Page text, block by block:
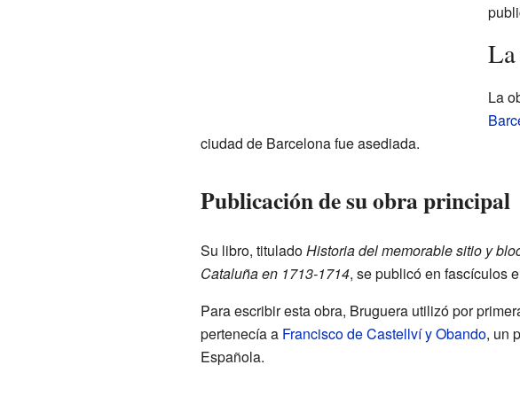
La
ciudad de Barcelona fue asediada.
Publicación de su obra principal
Su libro, tituladoHistoria del memorable sitio y
Cataluña en 1713-1714, se publicó en fascículos
Para escribir esta obra, Bruguera utilizó por
pertenecía a Francisco de Castellví y Obando, un
Española.